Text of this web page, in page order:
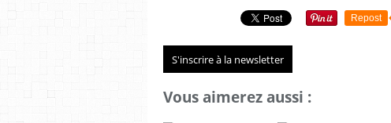
Repost
S'inscrire à la newsletter
Vous aimerez aussi :